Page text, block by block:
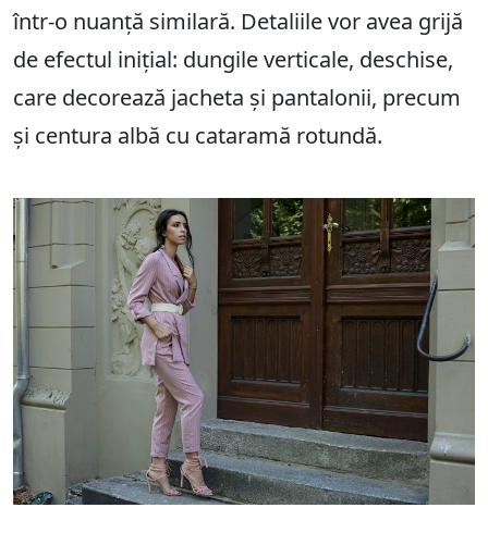
într-o nuanță similară. Detaliile vor avea grijă
de efectul inițial: dungile verticale, deschise,
care decorează jacheta și pantalonii, precum
și centura albă cu cataramă rotundă.